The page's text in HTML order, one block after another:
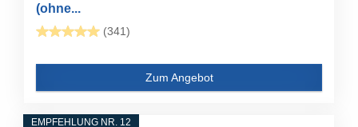
(ohne...
(341)
Zum Angebot
EMPFEHLUNG NR. 12